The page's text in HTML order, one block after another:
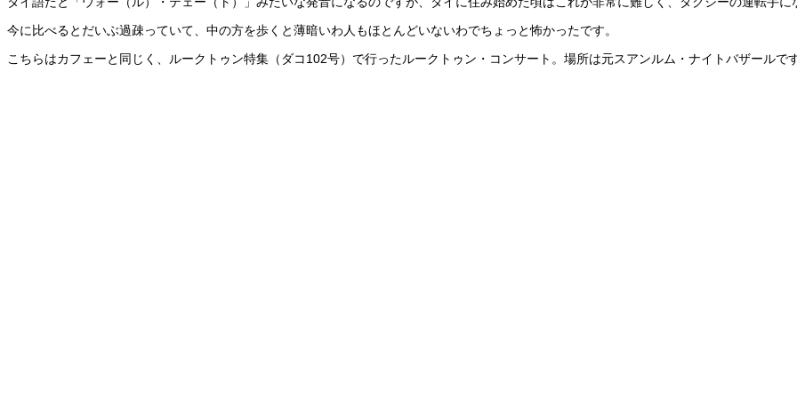
今に比べるとだいぶ過疎っていて、中の方を歩くと薄暗いわ人もほとんどいないわでちょっと怖かったです。
こちらはカフェーと同じく、ルークトゥン特集（ダコ102号）で行ったルークトゥン・コンサート。場所は元スアンルム・ナイトバザールです